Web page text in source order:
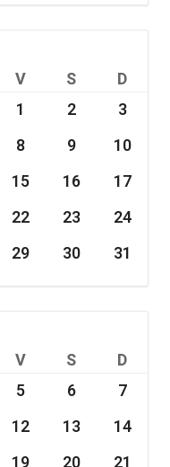
V S
D
1
2
3
8 9
10
15 16
17
22 23
24
29 30 31
V S
D
5 6
7
12 13
14